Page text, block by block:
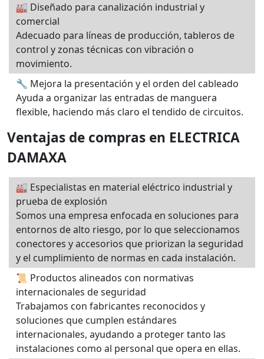
🏭 Diseñado para canalización industrial y
comercial
Adecuado para líneas de producción, tableros de
control y zonas técnicas con vibración o
movimiento.
🔧 Mejora la presentación y el orden del cableado
Ayuda a organizar las entradas de manguera
flexible, haciendo más claro el tendido de circuitos.
Ventajas de compras en ELECTRICA
DAMAXA
🏭 Especialistas en material eléctrico industrial y
prueba de explosión
Somos una empresa enfocada en soluciones para
entornos de alto riesgo, por lo que seleccionamos
conectores y accesorios que priorizan la seguridad
y el cumplimiento de normas en cada instalación.
📜 Productos alineados con normativas
internacionales de seguridad
Trabajamos con fabricantes reconocidos y
soluciones que cumplen estándares
internacionales, ayudando a proteger tanto las
instalaciones como al personal que opera en ellas.